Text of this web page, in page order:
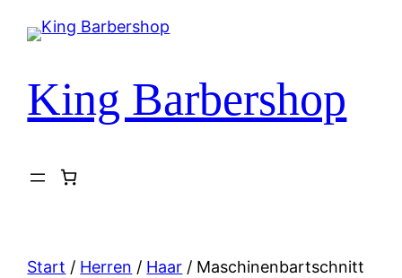
Inhalt
King Barbershop
Start / Herren / Haar / Maschinenbartschnitt